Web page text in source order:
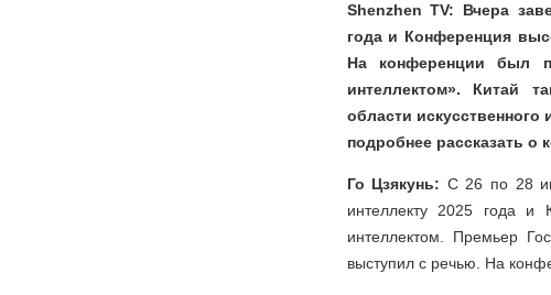
Shenzhen TV: Вчера
года и Конференция
На конференции был
интеллектом». Китай
области
подробнее рассказать о
Го Цзякунь: С 26 по 28
интеллекту 2025 года и
интеллектом. Премьер
выступил с речью. На